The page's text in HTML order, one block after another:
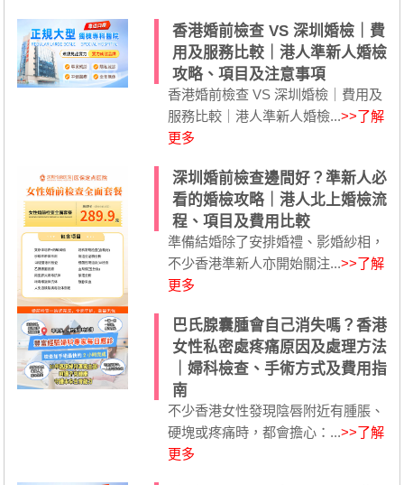
香港婚前檢查 VS 深圳婚檢｜費
用及服務比較｜港人準新人婚檢
攻略、項目及注意事項
香港婚前檢查 VS 深圳婚檢｜費用及
服務比較｜港人準新人婚檢...>>了解
更多
深圳婚前檢查邊間好？準新人必
看的婚檢攻略｜港人北上婚檢流
程、項目及費用比較
準備結婚除了安排婚禮、影婚紗相，
不少香港準新人亦開始關注...>>了解
更多
巴氏腺囊腫會自己消失嗎？香港
女性私密處疼痛原因及處理方法
｜婦科檢查、手術方式及費用指
南
不少香港女性發現陰唇附近有腫脹、
硬塊或疼痛時，都會擔心：...>>了解
更多